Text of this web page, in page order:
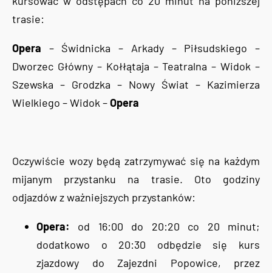
trasie:
Opera – Świdnicka – Arkady – Piłsudskiego –
Dworzec Główny – Kołłątaja – Teatralna – Widok –
Szewska – Grodzka – Nowy Świat – Kazimierza
Wielkiego – Widok –Opera
Oczywiście wozy będą zatrzymywać się na każdym
mijanym przystanku na trasie. Oto godziny
odjazdów z ważniejszych przystanków:
Opera: od 16:00 do 20:20 co 20 minut;
dodatkowo o 20:30 odbędzie się kurs
zjazdowy do Zajezdni Popowice, przez